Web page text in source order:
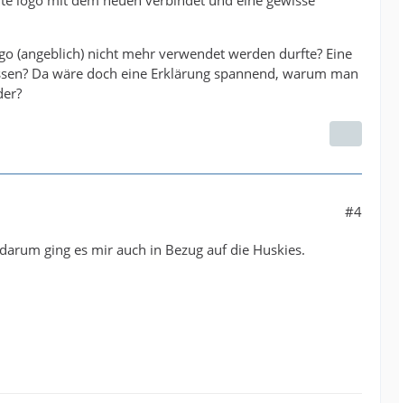
(angeblich) nicht mehr verwendet werden durfte? Eine
Da wäre doch eine Erklärung spannend, warum man
#4
ging es mir auch in Bezug auf die Huskies.